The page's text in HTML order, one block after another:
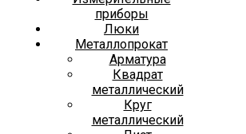
приборы
Люки
Металлопрокат
Арматура
Квадрат
металлический
Круг
металлический